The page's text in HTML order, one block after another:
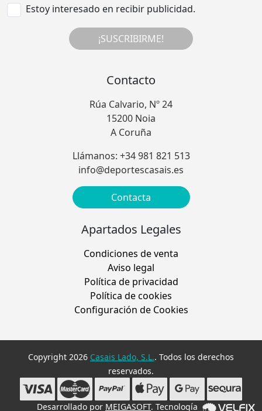
Estoy interesado en recibir publicidad.
¡SUSCRIBIRME!
Contacto
Rúa Calvario, Nº 24
15200 Noia
A Coruña
Llámanos: +34 981 821 513
info@deportescasais.es
Contacta
Apartados Legales
Condiciones de venta
Aviso legal
Política de privacidad
Política de cookies
Configuración de Cookies
Copyright 2026 Casais Lado, S.L.. Todos los derechos
reservados.
Desarrollado por MEIGASOFT. Tecnología